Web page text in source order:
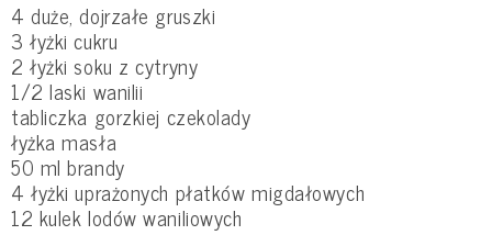
4 duże, dojrzałe gruszki
3 łyżki cukru
2 łyżki soku z cytryny
1/2 laski wanilii
tabliczka gorzkiej czekolady
łyżka masła
50 ml brandy
4 łyżki uprażonych płatków migdałowych
12 kulek lodów waniliowych